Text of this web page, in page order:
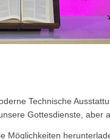
Technische
Gottesdienste, aber
Möglichkeiten